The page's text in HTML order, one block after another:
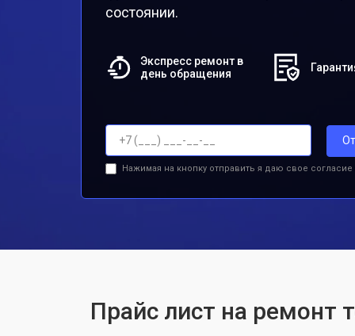
состоянии.
Экспресс ремонт в
день обращения
Нажимая на кнопку отправить я даю свое согласие
Прайс лист на ремонт